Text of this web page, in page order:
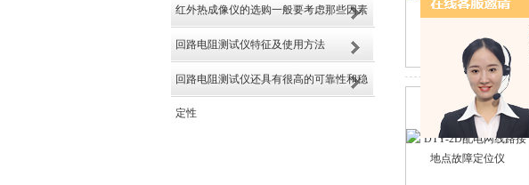
红外热成像仪的选购一般要考虑那些因素
回路电阻测试仪特征及使用方法
回路电阻测试仪还具有很高的可靠性和稳
定性